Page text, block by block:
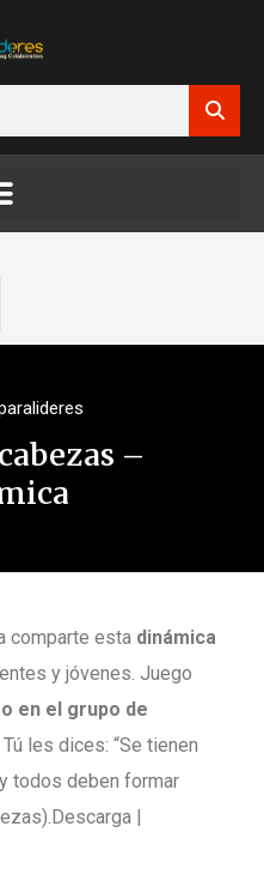
–
comparte esta dinámica
y jóvenes. Juego
en el grupo de
Tú les dices: “Se tienen
todos deben formar
|